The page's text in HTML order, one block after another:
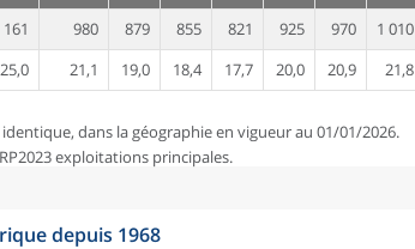
161 980 879 855 821 925 970 1 010
25,0 21,1 19,0 18,4 17,7 20,0 20,9 21,8
dans la géographie en vigueur au 01/01/2026.
exploitations principales.
depuis 1968